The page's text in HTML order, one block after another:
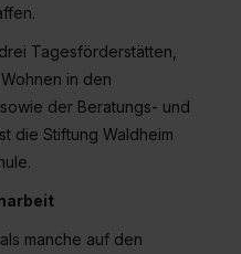
(EuGH – Schrems
Einwilligung jederzeit mit
teilweise über unsere
Informationen zu den
Klick auf „Details
Tagesförderstätten,
in den
der Beratungs- und
die Stiftung Waldheim
manche auf den